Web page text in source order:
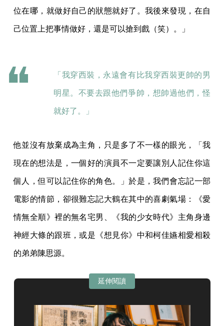
位在哪，就做好自己的狀態就好了。我後來發現，在自
己位置上把事情做好，還是可以搶到戲（笑）。」
「我穿西裝，永遠會有比我穿西裝更帥的男
明星。不要去跟他們爭帥，想帥過他們，怪
就好了。」
他並沒有放棄成為主角，只是多了不一樣的眼光，「我
現在的想法是，一個好的演員不一定要讓別人記住你這
個人，但可以記住你的角色。」於是，我們會忘記一部
電影的情節，卻很難忘記大鶴在其中的喜劇氣場：《愛
情無全順》裡的無名宅男、《我的少女時代》主角身邊
神經大條的跟班，或是《想見你》中和柯佳嬿相愛相殺
的弟弟陳思源。
延伸閱讀